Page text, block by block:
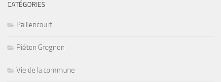
CATÉGORIES
Paillencourt
Piéton Grognon
Vie de la commune